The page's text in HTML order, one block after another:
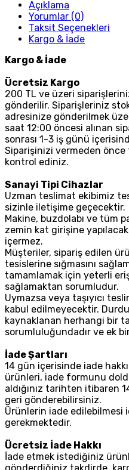
Açıklama
Yorumlar (0)
Taksit Seçenekleri
Kargo & İade
Kargo & İade
Ücretsiz Kargo
200 TL ve üzeri
gönderilir. Siparişleriniz
adresinize gönderilmek
saat 12:00 öncesi alınan
sonrası 1-3 iş günü
Siparişinizi vermeden
kontrol ediniz.
Sanayi Tipi Cihazlar
Uzman teslimat ekibimiz
sizinle iletişime geçecektir.
Makine, buzdolabı ve tüm
zemin kat girişine
içermez.
Müşteriler, sipariş edilen
tesislerine sığmasını
tamamlamak için yeterli
sağlamaktan sorumludur.
Uymazsa veya taşıyıcı
kabul edilmeyecektir.
kaynaklanan herhangi bir
sorumluluğundadır ve ek
İade Şartları
14 gün içerisinde iade
ürünleri, iade formunu
aldığınız tarihten itibaren
geri gönderebilirsiniz.
Ürünlerin iade edilebilmesi
gerekmektedir.
Ücretsiz İade Hakkı
İade etmek istediğiniz